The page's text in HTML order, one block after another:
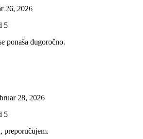
26, 2026
5
ponaša dugoročno.
28, 2026
5
preporučujem.